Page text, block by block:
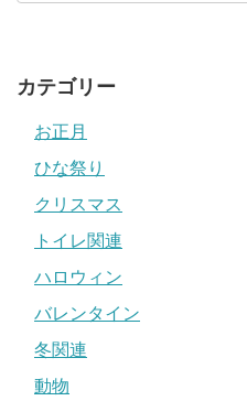
カテゴリー
お正月
ひな祭り
クリスマス
トイレ関連
ハロウィン
バレンタイン
冬関連
動物